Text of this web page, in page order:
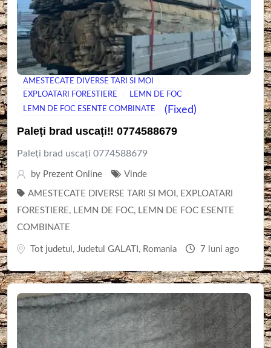
AMESTECATE DIVERSE TARI SI MOI
EXPLOATARI FORESTIERE
LEMN DE FOC
LEMN DE FOC ESENTE COMBINATE
(Fixed)
Paleți brad uscați‼️ 0774588679
Paleți brad uscați 0774588679
by Prezent Online Vinde
AMESTECATE DIVERSE TARI SI MOI , EXPLOATARI
FORESTIERE, LEMN DE FOC, LEMN DE FOC ESENTE
COMBINATE
Tot judetul , Judetul GALATI , Romania 7 luni ago